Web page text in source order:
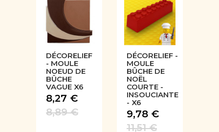
DÉCORELIEF
- MOULE
NOEUD DE
BÛCHE
VAGUE X6
8,27 €
8,89 €
DÉCORELIEF -
MOULE
BÛCHE DE
NOËL
COURTE -
INSOUCIANTE
- X6
9,78 €
11,51 €